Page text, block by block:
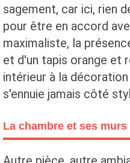
sagement, car ici, rien
pour être en accord
maximaliste, la
et d'un tapis orange et
intérieur à la
s'ennuie jamais côté
La chambre et ses